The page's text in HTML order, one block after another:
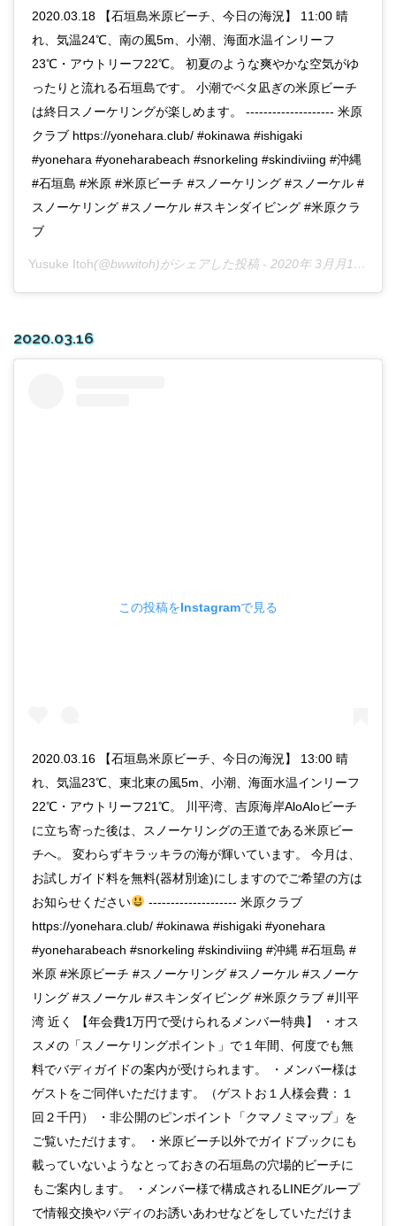
2020.03.18 【石垣島米原ビーチ、今日の海況】 11:00 晴
れ、気温24℃、南の風5m、小潮、海面水温インリーフ
23℃・アウトリーフ22℃。 初夏のような爽やかな空気がゆ
ったりと流れる石垣島です。 小潮でベタ凪ぎの米原ビーチ
は終日スノーケリングが楽しめます。 -------------------- 米原
クラブ https://yonehara.club/ #okinawa #ishigaki
#yonehara #yoneharabeach #snorkeling #skindiviing #沖縄
#石垣島 #米原 #米原ビーチ #スノーケリング #スノーケル #
スノーケリング #スノーケル #スキンダイビング #米原クラ
ブ
Yusuke Itoh(@bwwitoh)がシェアした投稿 - 2020年 3月月17日午後7時59分PDT
2020.03.16
この投稿をInstagramで見る
2020.03.16 【石垣島米原ビーチ、今日の海況】 13:00 晴
れ、気温23℃、東北東の風5m、小潮、海面水温インリーフ
22℃・アウトリーフ21℃。 川平湾、吉原海岸AloAloビーチ
に立ち寄った後は、スノーケリングの王道である米原ビー
チへ。 変わらずキラッキラの海が輝いています。 今月は、
お試しガイド料を無料(器材別途)にしますのでご希望の方は
お知らせください
-------------------- 米原クラブ
https://yonehara.club/ #okinawa #ishigaki #yonehara
#yoneharabeach #snorkeling #skindiviing #沖縄 #石垣島 #
米原 #米原ビーチ #スノーケリング #スノーケル #スノーケ
リング #スノーケル #スキンダイビング #米原クラブ #川平
湾 近く 【年会費1万円で受けられるメンバー特典】 ・オス
スメの「スノーケリングポイント」で１年間、何度でも無
料でバディガイドの案内が受けられます。 ・メンバー様は
ゲストをご同伴いただけます。（ゲストお１人様会費：１
回２千円） ・非公開のピンポイント「クマノミマップ」を
ご覧いただけます。 ・米原ビーチ以外でガイドブックにも
載っていないようなとっておきの石垣島の穴場的ビーチに
もご案内します。 ・メンバー様で構成されるLINEグループ
で情報交換やバディのお誘いあわせなどをしていただけま